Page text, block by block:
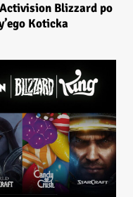
Blizzard po
Koticka